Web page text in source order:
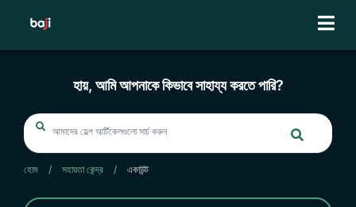
হায়, আমি আপনাকে কিভাবে সাহায্য করতে পারি?
হোম / সহায়তা কেন্দ্র / একাউন্ট